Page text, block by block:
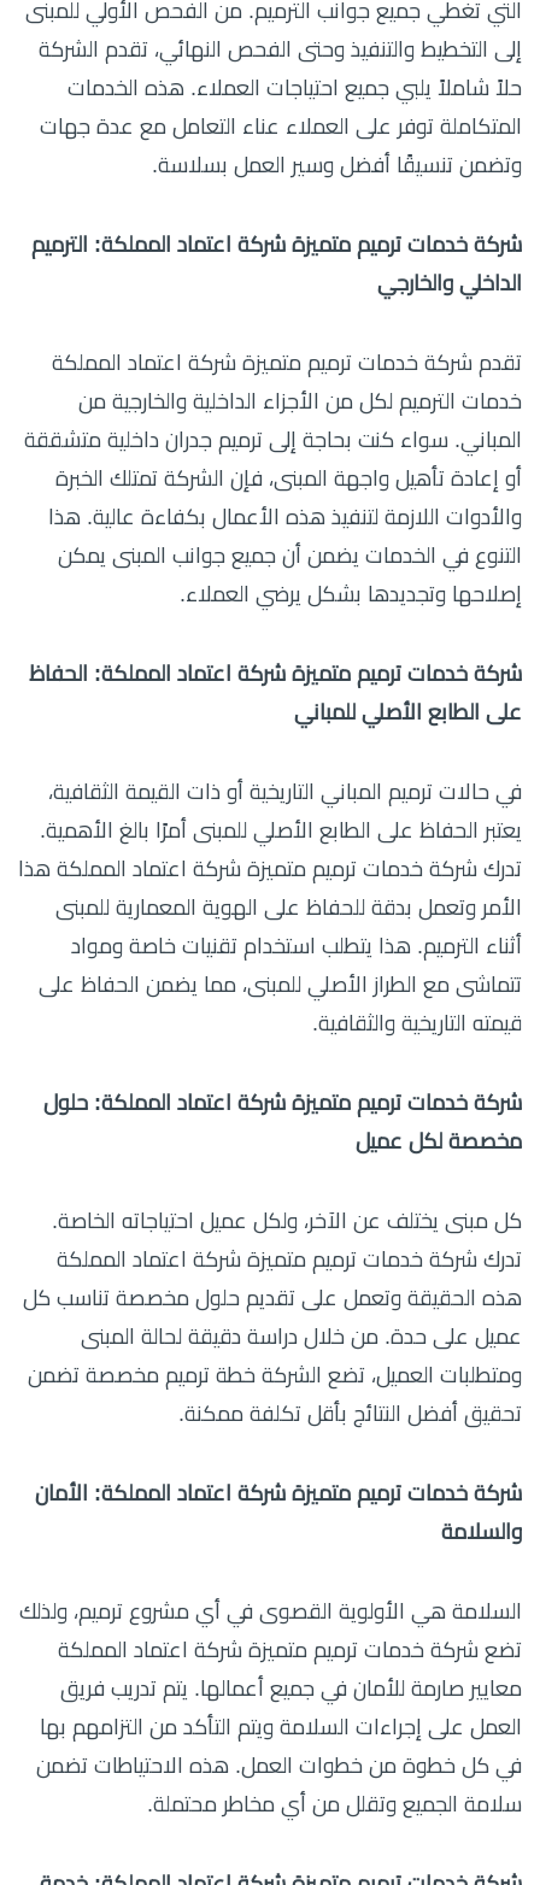
التي تغطي جميع جوانب الترميم. من الفحص الأولي للمبنى
إلى التخطيط والتنفيذ وحتى الفحص النهائي، تقدم الشركة
حلاً شاملاً يلبي جميع احتياجات العملاء. هذه الخدمات
المتكاملة توفر على العملاء عناء التعامل مع عدة جهات
وتضمن تنسيقًا أفضل وسير العمل بسلاسة.
شركة خدمات ترميم متميزة شركة اعتماد المملكة: الترميم
الداخلي والخارجي
تقدم شركة خدمات ترميم متميزة شركة اعتماد المملكة
خدمات الترميم لكل من الأجزاء الداخلية والخارجية من
المباني. سواء كنت بحاجة إلى ترميم جدران داخلية متشققة
أو إعادة تأهيل واجهة المبنى، فإن الشركة تمتلك الخبرة
والأدوات اللازمة لتنفيذ هذه الأعمال بكفاءة عالية. هذا
التنوع في الخدمات يضمن أن جميع جوانب المبنى يمكن
إصلاحها وتجديدها بشكل يرضي العملاء.
شركة خدمات ترميم متميزة شركة اعتماد المملكة: الحفاظ
على الطابع الأصلي للمباني
في حالات ترميم المباني التاريخية أو ذات القيمة الثقافية،
يعتبر الحفاظ على الطابع الأصلي للمبنى أمرًا بالغ الأهمية.
تدرك شركة خدمات ترميم متميزة شركة اعتماد المملكة هذا
الأمر وتعمل بدقة للحفاظ على الهوية المعمارية للمبنى
أثناء الترميم. هذا يتطلب استخدام تقنيات خاصة ومواد
تتماشى مع الطراز الأصلي للمبنى، مما يضمن الحفاظ على
قيمته التاريخية والثقافية.
شركة خدمات ترميم متميزة شركة اعتماد المملكة: حلول
مخصصة لكل عميل
كل مبنى يختلف عن الآخر، ولكل عميل احتياجاته الخاصة.
تدرك شركة خدمات ترميم متميزة شركة اعتماد المملكة
هذه الحقيقة وتعمل على تقديم حلول مخصصة تناسب كل
عميل على حدة. من خلال دراسة دقيقة لحالة المبنى
ومتطلبات العميل، تضع الشركة خطة ترميم مخصصة تضمن
تحقيق أفضل النتائج بأقل تكلفة ممكنة.
شركة خدمات ترميم متميزة شركة اعتماد المملكة: الأمان
والسلامة
السلامة هي الأولوية القصوى في أي مشروع ترميم، ولذلك
تضع شركة خدمات ترميم متميزة شركة اعتماد المملكة
معايير صارمة للأمان في جميع أعمالها. يتم تدريب فريق
العمل على إجراءات السلامة ويتم التأكد من التزامهم بها
في كل خطوة من خطوات العمل. هذه الاحتياطات تضمن
سلامة الجميع وتقلل من أي مخاطر محتملة.